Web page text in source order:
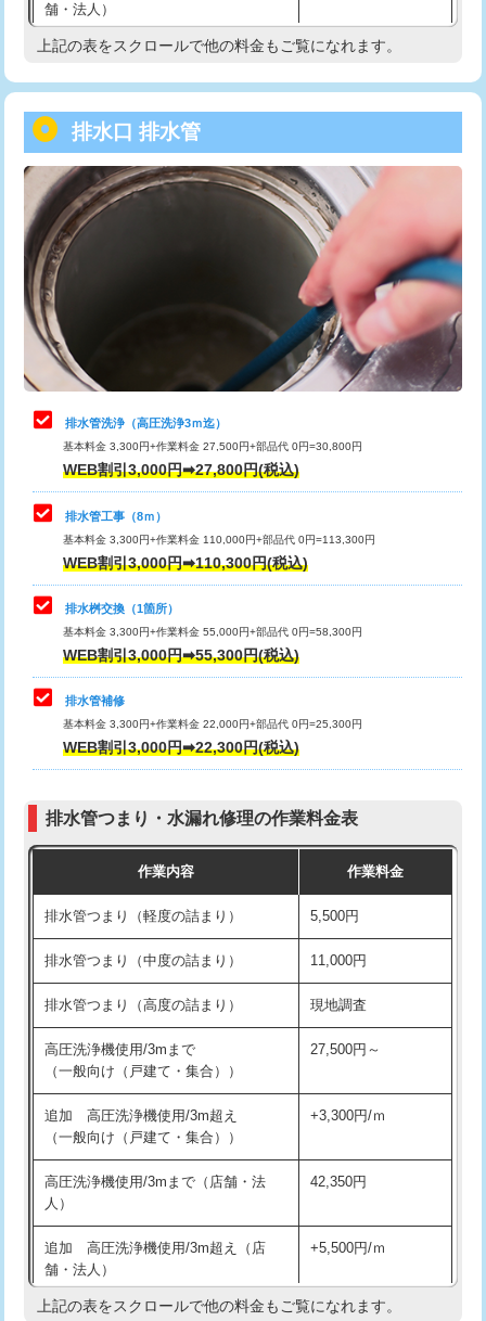
給水管工事※（塩ビ管（VP・HI）使
用/3ｍまで)
用（追加）/3ｍ超え)
給水管工事※（ライニング鋼管・銅
管・ポリ管・HT管使用/3ｍまで)
44,000円
給水管工事※（ライニング鋼管・銅
管・ポリ管・HT管使用/3ｍ超え)
+8,800円
排水管工事（土の掘削・埋め戻し作
業）
11,000円~
排水管工事（排水管工事/3ｍまで） 55,000円
排水管工事（追加 排水管工事/3ｍ超
え）
マス交換（土の掘削・埋め戻し作業）
マス交換（深さ50㎝未満）
マス交換（深さ50㎝以上）
コンクリート斫り（厚さ10㎝まで）
コンクリート斫り（厚さ10㎝超え）
モルタル補修（厚さ10㎝まで）
モルタル補修（厚さ10㎝超え）
追加人工 16,500円
現場見積
※給水管工事は20mmまでの価格です。
舗・法人）
高度高圧洗浄換 現地調査
トーラー機使用/3mまで
追加トーラー機使用/3m超え +3,300円
カメラ調査 33,000円
桝清掃 8,800円
止水・漏水調査・防水処理・清掃・修
理・調整・分解・加工など（軽作業）
11,000円
止水・漏水調査・防水処理・清掃・修
理・調整・分解・加工など（中作業）
22,000円
止水・漏水調査・防水処理・清掃・修
理・調整・分解・加工など（重作業）
33,000円
その他部品の脱着
交換・取付（タンク）
交換・取付(単水栓（壁付・デッキ
式）)
交換・取付(混合水栓（壁付・デッキ
式・ワンホール）)
16,500円+材料費
交換・取付(排水栓・排水トラップ
交換・取付（その他部品） 11,000円+材料費
持込商品取付（単水栓） 13,200円
持込商品取付（混合水栓） 16,500円
持込商品取付（浄水器・分岐水栓） 16,500円
給水管工事※（ホール加工) 16,500円
給水管工事※（バンド止め) 3,300円
給水管工事※（支持金具設置)
給水管工事※（保温材使用（バンド止
め込み）)
5,500円
給水管工事※（土の掘削・埋め戻し作
業)
11,000円
給水管工事※（塩ビ管（VP・HI）使
用/3ｍまで)
33,000円
給水管工事※（塩ビ管（VP・HI）使
+8,800円
上記の表をスクロールで他の料金もご覧になれます。
排水口 排水管
排水管洗浄（高圧洗浄3ｍ迄）
基本料金 3,300円+作業料金 27,500円+部品代 0円=30,800円
WEB割引3,000円➡27,800円(税込)
排水管工事（8ｍ）
基本料金 3,300円+作業料金 110,000円+部品代 0円=113,300円
WEB割引3,000円➡110,300円(税込)
排水桝交換（1箇所）
基本料金 3,300円+作業料金 55,000円+部品代 0円=58,300円
WEB割引3,000円➡55,300円(税込)
排水管補修
基本料金 3,300円+作業料金 22,000円+部品代 0円=25,300円
WEB割引3,000円➡22,300円(税込)
排水管つまり・水漏れ修理の作業料金表
作業内容 作業料金
排水管つまり（軽度の詰まり） 5,500円
排水管つまり（中度の詰まり） 11,000円
排水管つまり（高度の詰まり） 現地調査
高圧洗浄機使用/3mまで
（一般向け（戸建て・集合））
27,500円～
追加 高圧洗浄機使用/3m超え
（一般向け（戸建て・集合））
+3,300円/ｍ
高圧洗浄機使用/3mまで（店舗・法
人）
42,350円
追加 高圧洗浄機使用/3m超え（店
舗・法人）
+5,500円/ｍ
高度高圧洗浄換 現地調査
上記の表をスクロールで他の料金もご覧になれます。